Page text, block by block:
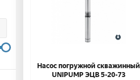
Насос погружной скважинный
UNIPUMP ЭЦВ 5-20-73